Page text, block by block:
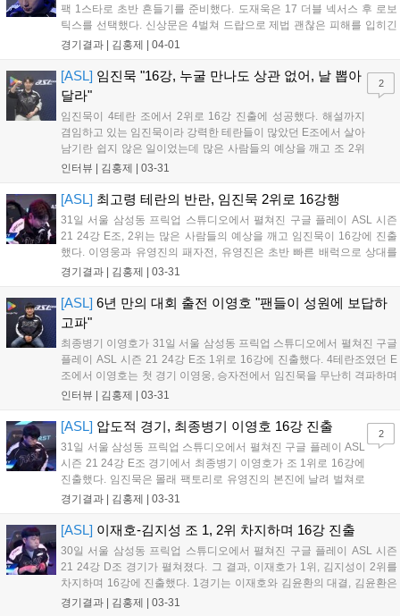
팩 1스타로 초반 흔들기를 준비했다. 도재욱은 17 더블 넥서스 후 로보
틱스를 선택했다. 신상문은 4벌쳐 드랍으로 제법 괜찮은 피해를 입히긴
했지만 앞마당 커맨드가 느린 빌드라 유리하다고 보긴 어려웠다. 그럼에
로브...
경기결과 | 김홍제 04-01
[ASL] 임진묵 "16강, 누굴 만나도 상관 없어, 날 뽑아
달라"
임진묵이 4테란 조에서 2위로 16강 진출에 성공했다. 해설까지
겸임하고 있는 임진묵이라 강력한 테란들이 많았던 E조에서 살아
남기란 쉽지 않은 일이었는데 많은 사람들의 예상을 깨고 조 2위
를 차지했다. 금일 임진묵은 1경기부터 최종전까지 준비성이 돋
임진묵의 승리 인터뷰 내용이다. Q. 조 2위...
인터뷰 | 김홍제 03-31
2
[ASL] 최고령 테란의 반란, 임진묵 2위로 16강행
31일 서울 삼성동 프릭업 스튜디오에서 펼쳐진 구글 플레이 ASL 시즌
21 24강 E조, 2위는 많은 사람들의 예상을 깨고 임진묵이 16강에 진출
했다. 이영웅과 유영진의 패자전, 유영진은 초반 빠른 배럭으로 상대를
압박하며 이영웅의 앞마당에 벙커까지 짓고 자신을 더블 커맨드를 가져
처한...
경기결과 | 김홍제 03-31
[ASL] 6년 만의 대회 출전 이영호 "팬들이 성원에 보답하
고파"
최종병기 이영호가 31일 서울 삼성동 프릭업 스튜디오에서 펼쳐진 구글
플레이 ASL 시즌 21 24강 E조 1위로 16강에 진출했다. 4테란조였던 E
조에서 이영호는 첫 경기 이영웅, 승자전에서 임진묵을 무난히 격파하며
조 1위를 차지했다. 이하 이영호의 승리 인터뷰 전문이다. Q. 조 1위를 차
인터뷰 | 김홍제 03-31
[ASL] 압도적 경기, 최종병기 이영호 16강 진출
31일 서울 삼성동 프릭업 스튜디오에서 펼쳐진 구글 플레이 ASL
시즌 21 24강 E조 경기에서 최종병기 이영호가 조 1위로 16강에
진출했다. 임진묵은 몰래 팩토리로 유영진의 본진에 날려 벌쳐로
타격을 준 뒤 빠른 시즈모드 업그레이드로 탱크, 레이스까지 준비
팩 1스타로 2스타인 임진묵의 레이...
경기결과 | 김홍제 03-31
2
[ASL] 이재호-김지성 조 1, 2위 차지하며 16강 진출
30일 서울 삼성동 프릭업 스튜디오에서 펼쳐진 구글 플레이 ASL 시즌
21 24강 D조 경기가 펼쳐졌다. 그 결과, 이재호가 1위, 김지성이 2위를
차지하며 16강에 진출했다. 1경기는 이재호와 김윤환의 대결, 김윤환은
2해처리가 아닌 타 스타팅 앞마당에 3해처리를 빠르게 지으며 독특한 빌
경기결과 | 김홍제 03-31